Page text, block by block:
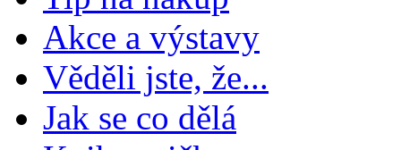
Akce a výstavy
Věděli jste, že...
Jak se co dělá